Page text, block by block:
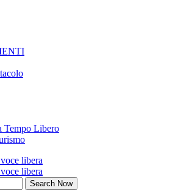
Tempo Libero
Search Now